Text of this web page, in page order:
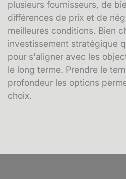
plusieurs fournisseurs, de
différences de prix et de
meilleures conditions. Bien
investissement stratégique
pour s'aligner avec les
le long terme. Prendre le
profondeur les options
choix.